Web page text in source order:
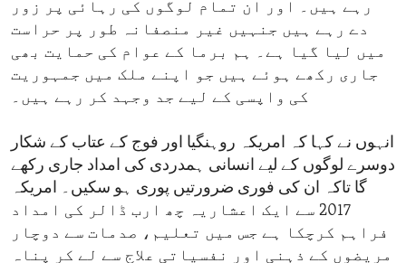
رہے ہیں۔ اور ان تمام لوگوں کی رہائی پر زور
دے رہے ہیں جنہیں غیر منصفانہ طور پر حراست
میں لیا گیا ہے۔ ہم برما کے عوام کی حمایت بھی
جاری رکھے ہوئے ہیں جو اپنے ملک میں جمہوریت
کی واپسی کے لیے جد وجہد کر رہے ہیں۔
انہوں نے کہا کہ امریکہ روہنگیا اور فوج کے عتاب کے شکار
دوسرے لوگوں کے لیے انسانی ہمدردی کی امداد جاری رکھے
گا تاکہ ان کی فوری ضرورتیں پوری ہو سکیں۔ امریکہ
2017 سے ایک اعشاریہ چھ ارب ڈالر کی امداد
فراہم کرچکا ہے جس میں تعلیم، صدمات سے دوچار
مریضوں کے ذہنی اور نفسیاتی علاج سے لے کر پناہ